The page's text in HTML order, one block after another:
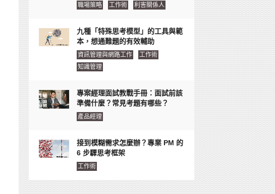
職場策略 工作術 利害關係人
九種「特殊思考模型」的工具與範
本，想通難題的有效輔助
資訊管理與網路工作
工作術
知識管理
專案經理面試教戰手冊：面試前該
準備什麼？常見考題有哪些？
產品經理
接到模糊需求怎麼辦？專業 PM 的
6 步驟思考框架
工作術